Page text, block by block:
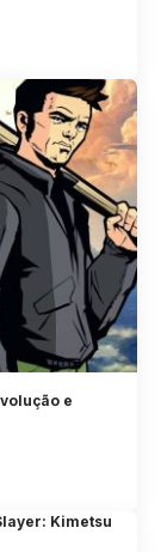
e
Kimetsu